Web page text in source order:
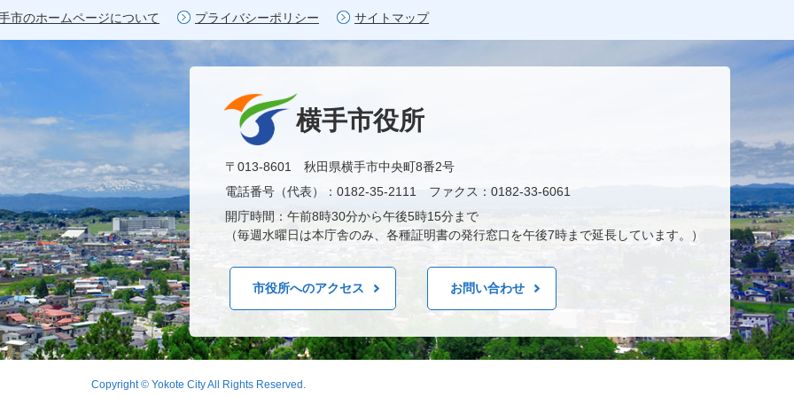
市のホームページについて プライバシーポリシー サイトマップ
横手市役所
〒013-8601 秋田県横手市中央町8番2号
電話番号（代表）：0182-35-2111 ファクス：0182-33-6061
開庁時間：午前8時30分から午後5時15分まで
（毎週水曜日は本庁舎のみ、各種証明書の発行窓口を午後7時まで延長しています。）
市役所へのアクセス お問い合わせ
Copyright © Yokote City All Rights Reserved.